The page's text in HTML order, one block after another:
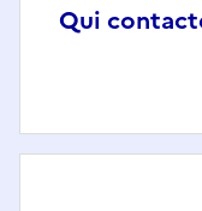
Qui